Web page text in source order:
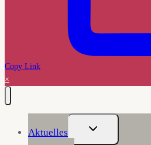
Copy Link
×
Aktuelles
Untermenü
Umschalten